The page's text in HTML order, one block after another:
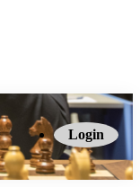
Login